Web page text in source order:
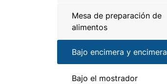
Mesa de preparación de
alimentos
Bajo encimera y encimera
Bajo el mostrador